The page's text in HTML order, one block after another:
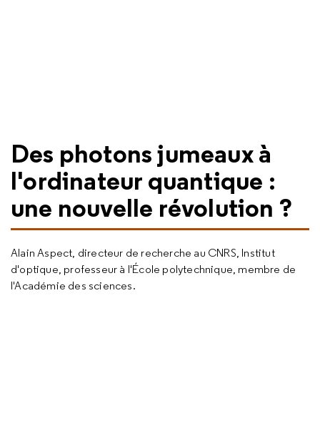
Des photons jumeaux à
l'ordinateur quantique :
une nouvelle révolution ?
Alain Aspect, directeur de recherche au CNRS, Institut
d'optique, professeur à l'École polytechnique, membre de
l'Académie des sciences.